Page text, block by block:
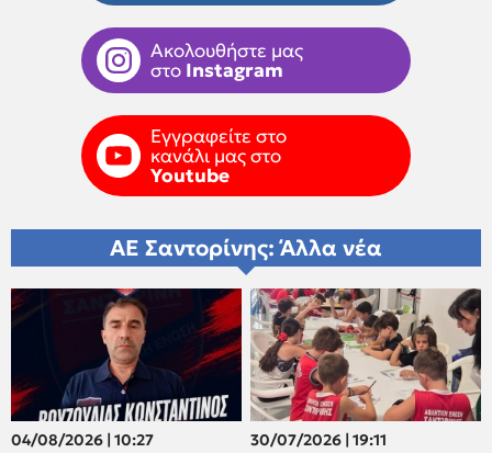
Ακολουθήστε μας
στο Instagram
Εγγραφείτε στο
κανάλι μας στο
Youtube
ΑΕ Σαντορίνης: Άλλα νέα
04/08/2026 | 10:27
30/07/2026 | 19:11